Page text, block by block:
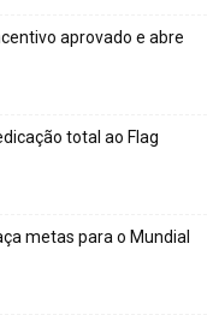
aprovado e abre
total ao Flag
metas para o Mundial